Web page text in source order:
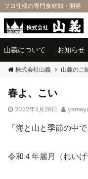
プロ仕様の専門食材卸・開発
山義について お知らせ
株式会社山義 山義のご
春よ、こい
2022年2月26日
「海と山と季節の中
令和４年麗月（れい